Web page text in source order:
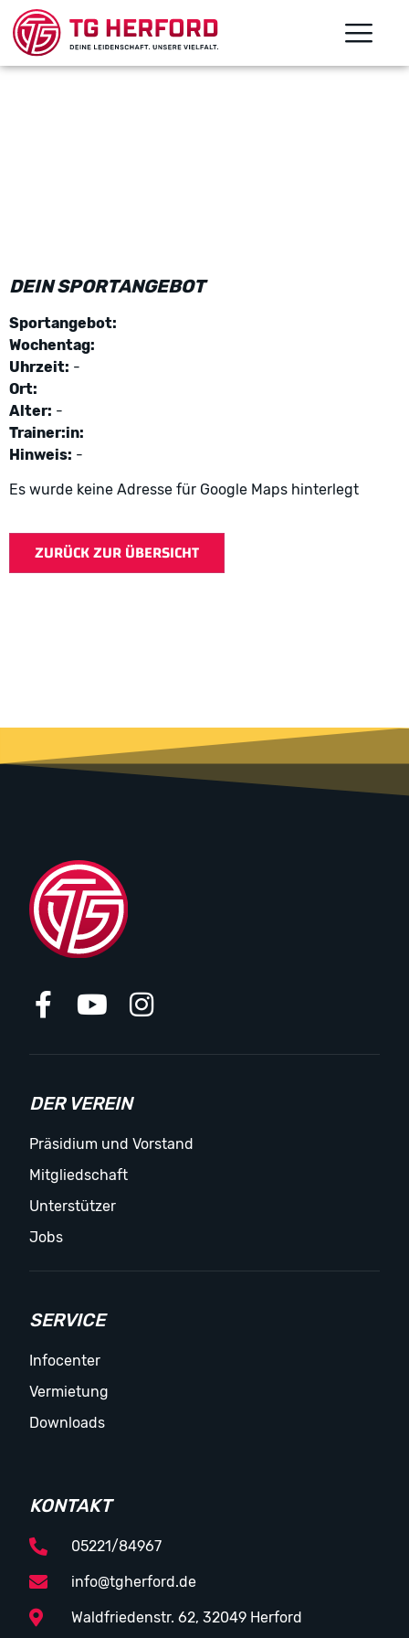
DEIN SPORTANGEBOT
Sportangebot:
Wochentag:
Uhrzeit: -
Ort:
Alter: -
Trainer:in:
Hinweis: -
Es wurde keine Adresse für Google Maps hinterlegt
DER VEREIN
Präsidium und Vorstand
Mitgliedschaft
Unterstützer
Jobs
SERVICE
Infocenter
Vermietung
Downloads
KONTAKT
05221/84967
info@tgherford.de
Waldfriedenstr. 62, 32049 Herford